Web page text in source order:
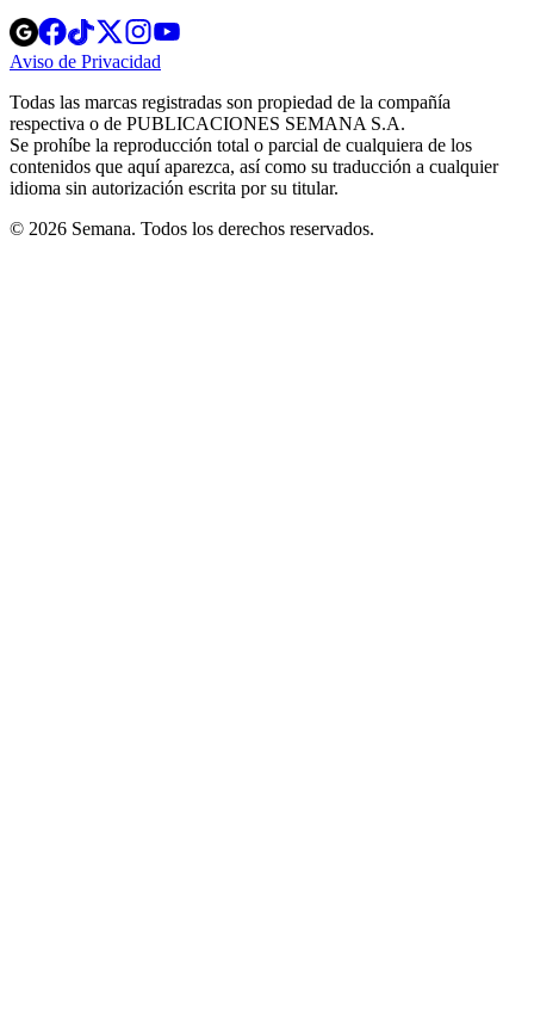
Opens
in
new
Opens
in
new
Opens
in
new
window
Opens
new
windowwindow
Aviso de Privacidad
new
window
Todas las marcas registradas son propiedad de la compañía
respectiva o de PUBLICACIONES SEMANA S.A.
Se prohíbe la reproducción total o parcial de cualquiera de los
contenidos que aquí aparezca, así como su traducción a cualquier
idioma sin autorización escrita por su titular.
© 2026 Semana. Todos los derechos reservados.